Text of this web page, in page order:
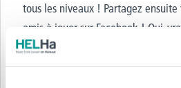
tous les niveaux ! Partagez
amis à jouer sur Facebook ! Oui,
des anciens, des présents et des
HELHa pour reconstruire le village